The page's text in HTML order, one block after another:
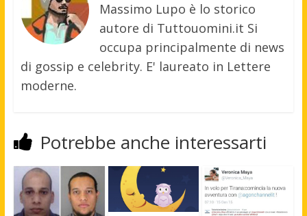
Massimo Lupo è lo storico
autore di Tuttouomini.it Si
occupa principalmente di news
di gossip e celebrity. E' laureato in Lettere
moderne.
Potrebbe anche interessarti